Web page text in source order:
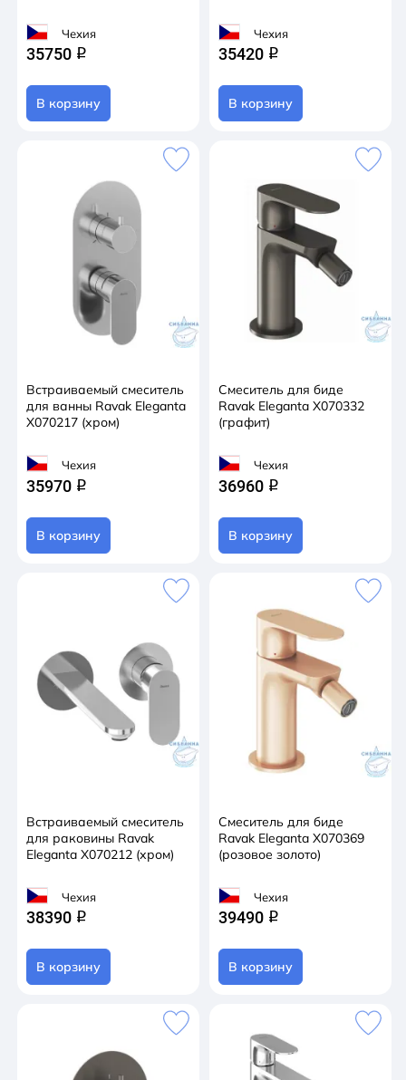
Чехия
35750 q
В корзину
Чехия
35420 q
В корзину
Встраиваемый смеситель
для ванны Ravak Eleganta
X070217 (хром)
Чехия
35970 q
В корзину
Смеситель для биде
Ravak Eleganta X070332
(графит)
Чехия
36960 q
В корзину
Встраиваемый смеситель
для раковины Ravak
Eleganta X070212 (хром)
Чехия
38390 q
В корзину
Смеситель для биде
Ravak Eleganta X070369
(розовое золото)
Чехия
39490 q
В корзину